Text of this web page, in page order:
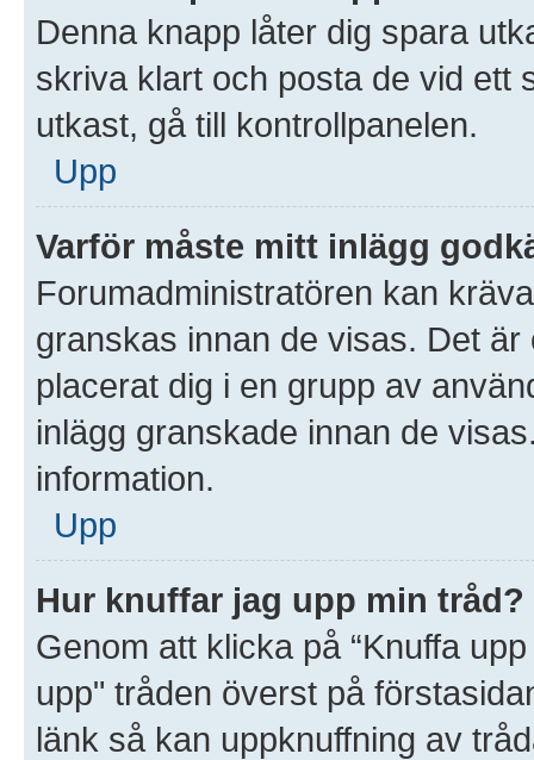
Denna knapp låter dig spara
skriva klart och posta de vid ett
utkast, gå till kontrollpanelen.
Upp
Varför måste mitt inlägg
Forumadministratören kan
granskas innan de visas. Det
placerat dig i en grupp av
inlägg granskade innan de
information.
Upp
Hur knuffar jag upp min tråd?
Genom att klicka på “Knuffa
upp" tråden överst på
länk så kan uppknuffning av